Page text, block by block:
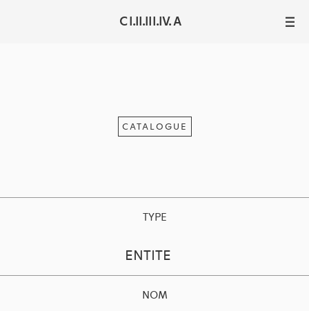
C I.II.III.IV. A III
CATALOGUE
TYPE
ENTITE
NOM